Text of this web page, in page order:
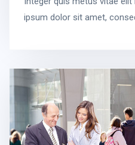
ipsum dolor sit amet,